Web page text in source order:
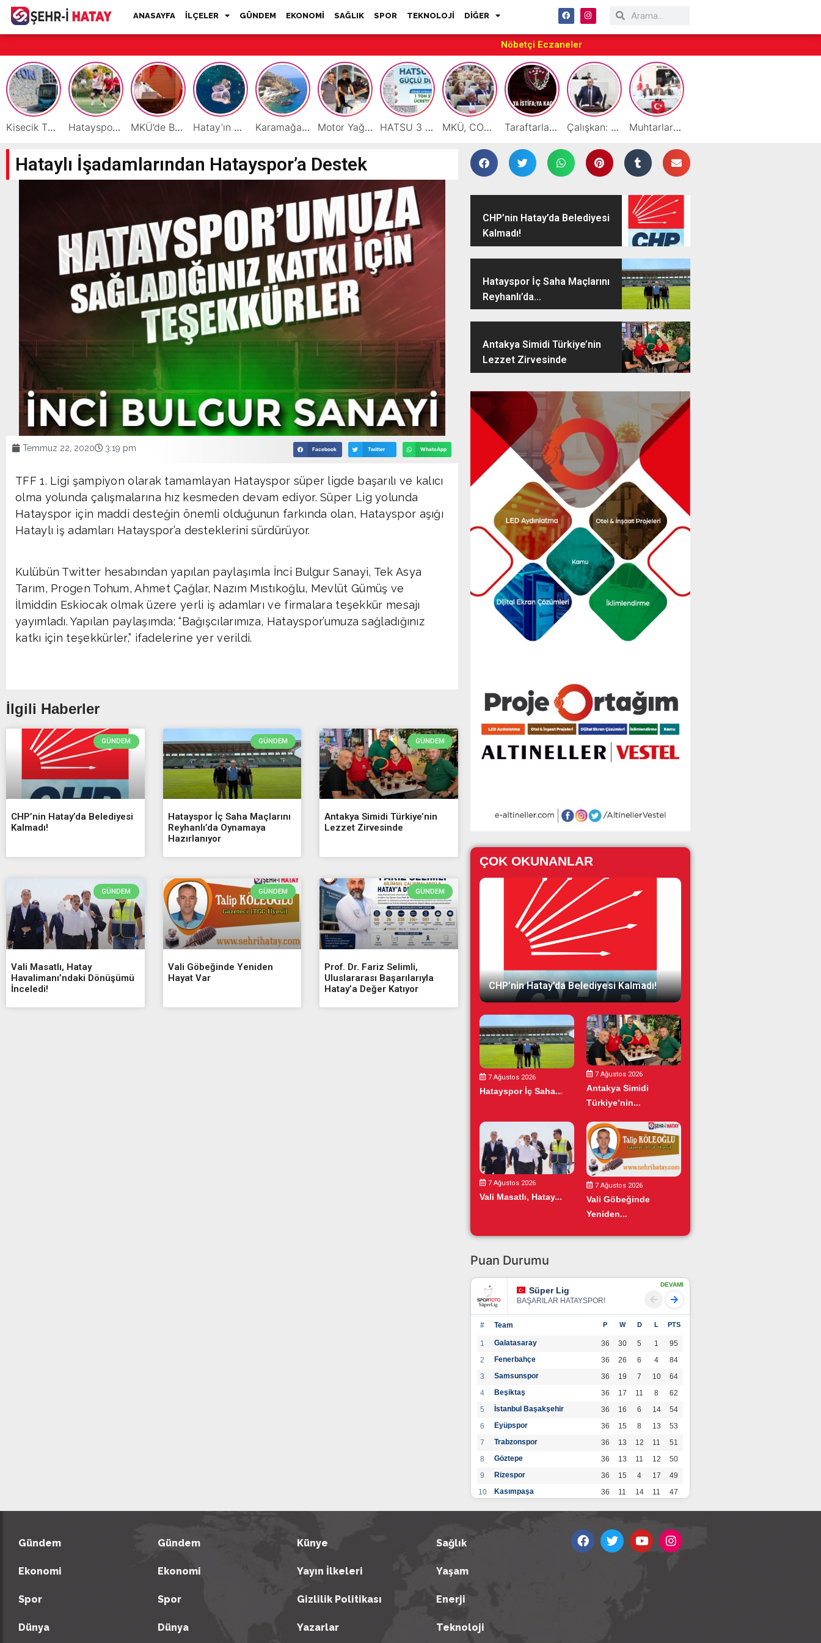
ANASAYFA İLÇELER GÜNDEM EKONOMİ SAĞLIK SPOR TEKNOLOJİ DİĞER
Nöbetçi Eczaneler
Kisecik TOKİ’lere Toplu Ulaşım Hizmeti Başladı Hatayspor’daki büyük kriz gençler için büyük bir fırsat MKÜ’de BAP ve TÜBİTAK 1001 Projeleri Masaya Yatırıldı Hatay’ın Deniz ve Sahillerini Kirleten Tesislere Ceza Yağdı! Karamağara Koyu Doğu Akdeniz’in Turizm Yıldızı Oluyor Motor Yağı ve Aküde Güvenilir Hizmet Antakya’da Başladı HATSU 3 İlçede Ağustos Ayı Faturalarında Bir Ton Suyu Ücretsiz Tanımladı MKÜ, COP31 Hazırlık Sürecinde Bilim Diplomasisine Katkı Sunacak Taraftarlar Sessizlik değil ÇÖZÜM istiyor Çalışkan: “Gazze Elden Gidiyor, Garantörler Daha Ne Bekliyor?” Muhtarlardan HATSO’ya Ziyaret
Hataylı İşadamlarından Hatayspor’a Destek
Temmuz 22, 2020 3:19 pm Facebook Twitter WhatsApp
TFF 1. Ligi şampiyon olarak tamamlayan Hatayspor süper ligde başarılı ve kalıcı
olma yolunda çalışmalarına hız kesmeden devam ediyor. Süper Lig yolunda
Hatayspor için maddi desteğin önemli olduğunun farkında olan, Hatayspor aşığı
Hataylı iş adamları Hatayspor’a desteklerini sürdürüyor.
Kulübün Twitter hesabından yapılan paylaşımla İnci Bulgur Sanayi, Tek Asya
Tarım, Progen Tohum, Ahmet Çağlar, Nazım Mıstıkoğlu, Mevlüt Gümüş ve
İlmiddin Eskiocak olmak üzere yerli iş adamları ve firmalara teşekkür mesajı
yayımladı. Yapılan paylaşımda; “Bağışcılarımıza, Hatayspor’umuza sağladığınız
katkı için teşekkürler,” ifadelerine yer verildi.
İlgili Haberler
GÜNDEM
CHP’nin Hatay’da Belediyesi
Kalmadı!
GÜNDEM
Hatayspor İç Saha Maçlarını
Reyhanlı’da Oynamaya
Hazırlanıyor
GÜNDEM
Antakya Simidi Türkiye’nin
Lezzet Zirvesinde
GÜNDEM
Vali Masatlı, Hatay
Havalimanı’ndaki Dönüşümü
İnceledi!
GÜNDEM
Vali Göbeğinde Yeniden
Hayat Var
GÜNDEM
Prof. Dr. Fariz Selimli,
Uluslararası Başarılarıyla
Hatay’a Değer Katıyor
CHP’nin Hatay’da Belediyesi
Kalmadı!
Hatayspor İç Saha Maçlarını
Reyhanlı’da...
Antakya Simidi Türkiye’nin
Lezzet Zirvesinde
ÇOK OKUNANLAR
CHP’nin Hatay’da Belediyesi Kalmadı!
7 Ağustos 2026
Hatayspor İç Saha...
7 Ağustos 2026
Antakya Simidi
Türkiye’nin...
7 Ağustos 2026
Vali Masatlı, Hatay...
7 Ağustos 2026
Vali Göbeğinde
Yeniden...
Puan Durumu
Süper Lig
BAŞARILAR HATAYSPOR!
DEVAMI
# Team P W D L PTS
1 Galatasaray 36 30 5 1
95
2
Fenerbahçe 36 26 6 4
84
3
Samsunspor 36 19 7 10
64
4
Beşiktaş 36 17 11 8
62
5
İstanbul Başakşehir 36 16 6 14
54
6
Eyüpspor 36 15 8 13
53
7
Trabzonspor 36 13 12 11
51
8
Göztepe 36 13 11 12
50
9
Rizespor 36 15 4 17
49
10
Kasımpaşa 36 11 14 11
47
36 12 9 15
45
18
Gündem
Ekonomi
Spor
Dünya
Gündem
Ekonomi
Spor
Dünya
Künye
Yayın İlkeleri
Gizlilik Politikası
Yazarlar
Sağlık
Yaşam
Enerji
Teknoloji